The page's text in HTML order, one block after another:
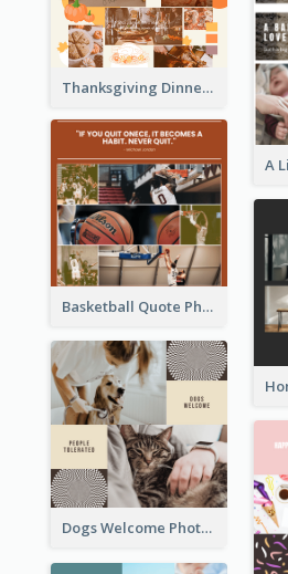
Thanksgiving Dinner Collage
Basketball Quote Photo Collage
Dogs Welcome Photo Collage